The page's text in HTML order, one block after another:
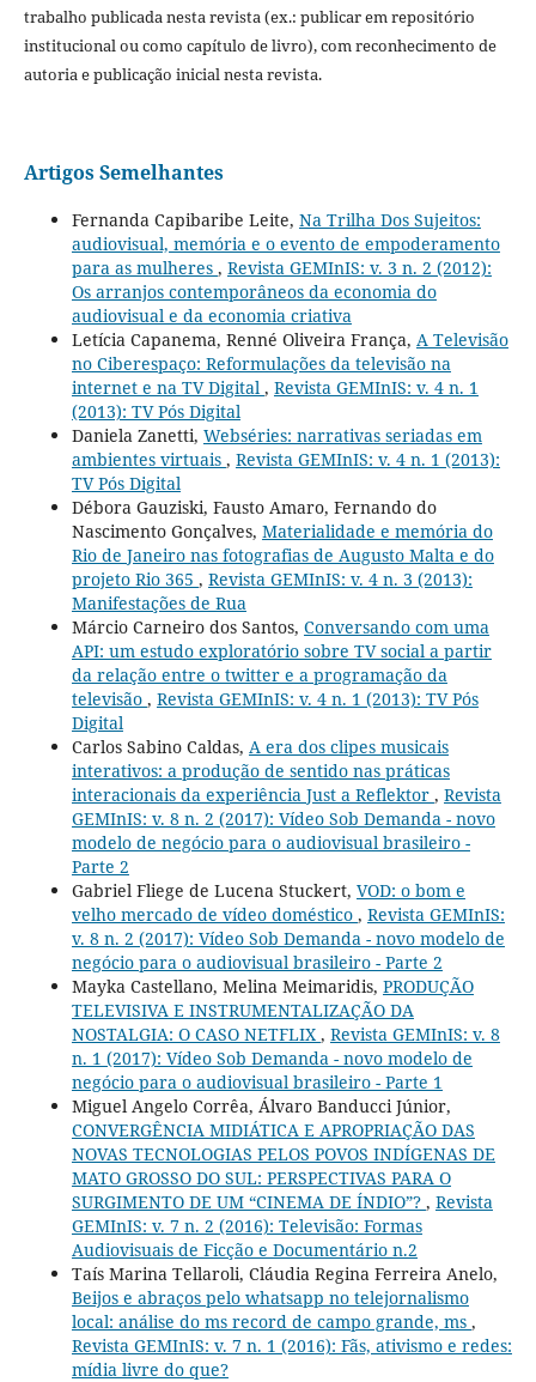
trabalho publicada nesta revista (ex.: publicar em repositório
institucional ou como capítulo de livro), com reconhecimento de
autoria e publicação inicial nesta revista.
Artigos Semelhantes
Fernanda Capibaribe Leite, Na Trilha Dos Sujeitos:
audiovisual, memória e o evento de empoderamento
para as mulheres , Revista GEMInIS: v. 3 n. 2 (2012):
Os arranjos contemporâneos da economia do
audiovisual e da economia criativa
Letícia Capanema, Renné Oliveira França, A Televisão
no Ciberespaço: Reformulações da televisão na
internet e na TV Digital , Revista GEMInIS: v. 4 n. 1
(2013): TV Pós Digital
Daniela Zanetti, Webséries: narrativas seriadas em
ambientes virtuais , Revista GEMInIS: v. 4 n. 1 (2013):
TV Pós Digital
Débora Gauziski, Fausto Amaro, Fernando do
Nascimento Gonçalves, Materialidade e memória do
Rio de Janeiro nas fotografias de Augusto Malta e do
projeto Rio 365 , Revista GEMInIS: v. 4 n. 3 (2013):
Manifestações de Rua
Márcio Carneiro dos Santos, Conversando com uma
API: um estudo exploratório sobre TV social a partir
da relação entre o twitter e a programação da
televisão , Revista GEMInIS: v. 4 n. 1 (2013): TV Pós
Digital
Carlos Sabino Caldas, A era dos clipes musicais
interativos: a produção de sentido nas práticas
interacionais da experiência Just a Reflektor , Revista
GEMInIS: v. 8 n. 2 (2017): Vídeo Sob Demanda - novo
modelo de negócio para o audiovisual brasileiro -
Parte 2
Gabriel Fliege de Lucena Stuckert, VOD: o bom e
velho mercado de vídeo doméstico , Revista GEMInIS:
v. 8 n. 2 (2017): Vídeo Sob Demanda - novo modelo de
negócio para o audiovisual brasileiro - Parte 2
Mayka Castellano, Melina Meimaridis, PRODUÇÃO
TELEVISIVA E INSTRUMENTALIZAÇÃO DA
NOSTALGIA: O CASO NETFLIX , Revista GEMInIS: v. 8
n. 1 (2017): Vídeo Sob Demanda - novo modelo de
negócio para o audiovisual brasileiro - Parte 1
Miguel Angelo Corrêa, Álvaro Banducci Júnior,
CONVERGÊNCIA MIDIÁTICA E APROPRIAÇÃO DAS
NOVAS TECNOLOGIAS PELOS POVOS INDÍGENAS DE
MATO GROSSO DO SUL: PERSPECTIVAS PARA O
SURGIMENTO DE UM “CINEMA DE ÍNDIO”? , Revista
GEMInIS: v. 7 n. 2 (2016): Televisão: Formas
Audiovisuais de Ficção e Documentário n.2
Taís Marina Tellaroli, Cláudia Regina Ferreira Anelo,
Beijos e abraços pelo whatsapp no telejornalismo
local: análise do ms record de campo grande, ms ,
Revista GEMInIS: v. 7 n. 1 (2016): Fãs, ativismo e redes:
mídia livre do que?